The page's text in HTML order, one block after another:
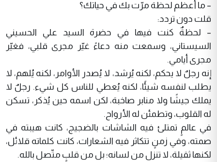
– ما أعظم لحظة مرّت بك في حياتك؟
قلت دون تردد:
– لحظةٌ كنت فيها في حضرة السيد علي الحسيني
السيستاني، وسمعت منه دعاءً غيّر مجرى قلبي، فغيّر
مجرى أيامي.
إنه رجلٌ لا يحكم، لكنه يُرشد، لا يُصدر الأوامر، لكنه يُلهم، لا
يطلب لنفسه شيئًا، لكنه يُعطي للناس كل شيء. رجلٌ لا
يملك جيشًا ولا منابر صاخبة، لكن اسمه حين يُذكر، تسكن
له القلوب، وتطمئن له الأرواح.
في عالمٍ تمتلئ فيه الشاشات بالضجيج، كانت هيبته في
صمته، وفي زمنٍ تتكاثر فيه الشعارات، كانت كلماته قلائل،
لكنها ثقيلة، لا تنزل من لسانه؛ بل من قلبٍ متّصل بالله.